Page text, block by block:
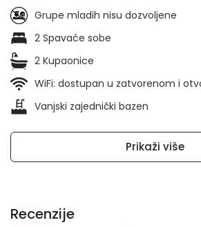
Grupe mladih nisu dozvoljene
2 Spavaće sobe
2 Kupaonice
WiFi: dostupan u zatvorenom i
Vanjski zajednički bazen
Prikaži više
Recenzije